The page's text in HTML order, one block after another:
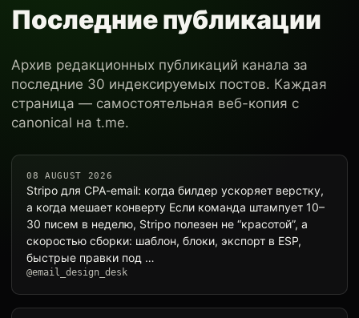
Последние публикации
Архив редакционных публикаций канала за
последние 30 индексируемых постов. Каждая
страница — самостоятельная веб-копия с
canonical на t.me.
08 AUGUST 2026
Stripo для CPA-email: когда билдер ускоряет верстку,
а когда мешает конверту Если команда штампует 10–
30 писем в неделю, Stripo полезен не “красотой”, а
скоростью сборки: шаблон, блоки, экспорт в ESP,
быстрые правки под …
@email_design_desk